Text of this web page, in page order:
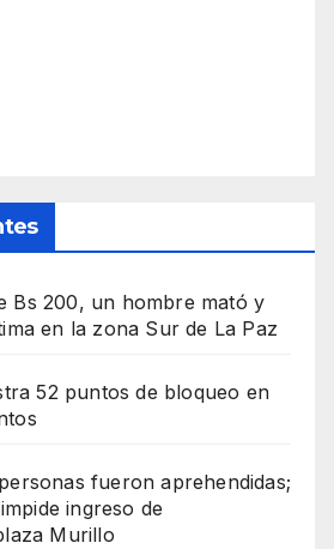
Bs 200, un hombre mató y
en la zona Sur de La Paz
52 puntos de bloqueo en
fueron aprehendidas;
ingreso de
Murillo